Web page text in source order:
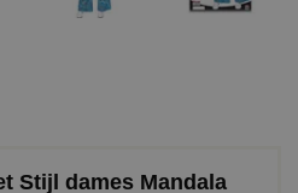
Stijl dames Mandala